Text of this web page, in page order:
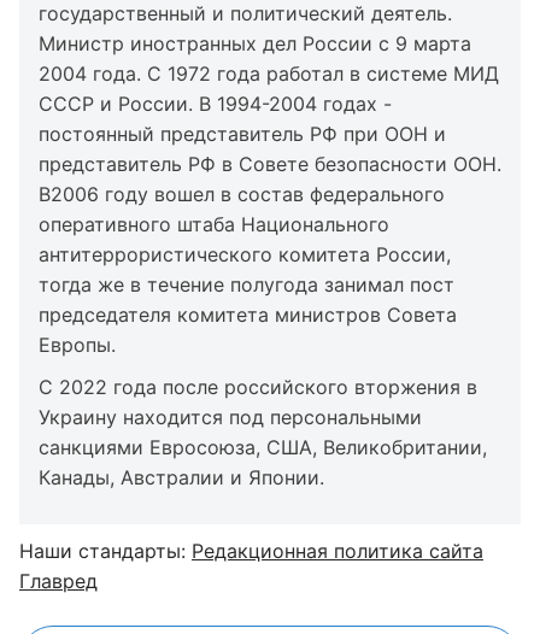
государственный и политический деятель.
Министр иностранных дел России с 9 марта
2004 года. С 1972 года работал в системе МИД
СССР и России. В 1994-2004 годах -
постоянный представитель РФ при ООН и
представитель РФ в Совете безопасности ООН.
В2006 году вошел в состав федерального
оперативного штаба Национального
антитеррористического комитета России,
тогда же в течение полугода занимал пост
председателя комитета министров Совета
Европы.
С 2022 года после российского вторжения в
Украину находится под персональными
санкциями Евросоюза, США, Великобритании,
Канады, Австралии и Японии.
Наши стандарты: Редакционная политика сайта
Главред